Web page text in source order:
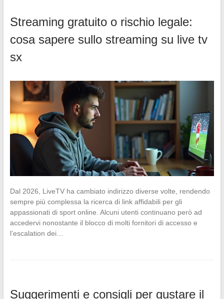
Streaming gratuito o rischio legale:
cosa sapere sullo streaming su live tv
sx
Dal 2026, LiveTV ha cambiato indirizzo diverse volte, rendendo
sempre più complessa la ricerca di link affidabili per gli
appassionati di sport online. Alcuni utenti continuano però ad
accedervi nonostante il blocco di molti fornitori di accesso e
l’escalation dei…
Suggerimenti e consigli per gustare il